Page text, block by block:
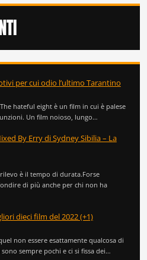
per cui odio l’ultimo Tarantino
hateful eight è un film in cui è palese
Un film noioso, lungo…
By Erry di Sydney Sibilia – La
è il tempo di durata.Forse
di più anche per chi non ha
dieci film del 2022 (+1)
non essere esattamente qualcosa di
sempre pochi e ci si fissa dei…